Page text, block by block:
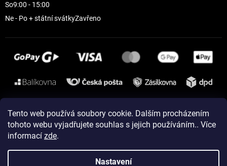
Tento web používá soubory cookie. Dalším procházením
tohoto webu vyjadřujete souhlas s jejich používáním.. Více
informací zde.
Nastavení
So9:00 - 15:00
Ne - Po + státní svátkyZavřeno
Instagram
Vytvořil Shoptet